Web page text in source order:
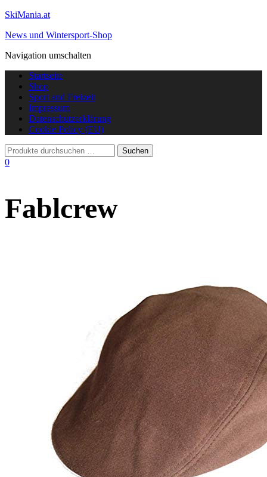
SkiMania.at
News und Wintersport-Shop
Navigation umschalten
Startseite
Shop
Sport and Freizeit
Impressum
Datenschutzerklärung
Cookie Policy (EU)
0
Fablcrew